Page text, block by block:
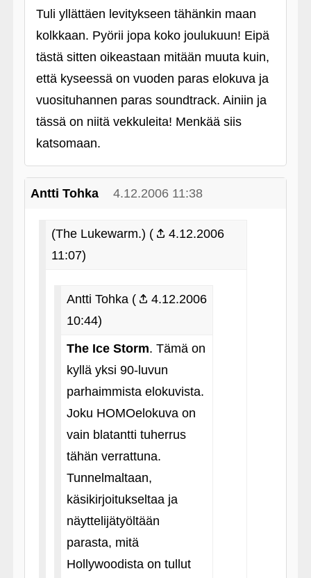
Tuli yllättäen levitykseen tähänkin maan
kolkkaan. Pyörii jopa koko joulukuun! Eipä
tästä sitten oikeastaan mitään muuta kuin,
että kyseessä on vuoden paras elokuva ja
vuosituhannen paras soundtrack. Ainiin ja
tässä on niitä vekkuleita! Menkää siis
katsomaan.
Antti Tohka 4.12.2006 11:38
(The Lukewarm.) (
4.12.2006
11:07)
Antti Tohka (
4.12.2006
10:44)
The Ice Storm. Tämä on
kyllä yksi 90-luvun
parhaimmista elokuvista.
Joku HOMOelokuva on
vain blatantti tuherrus
tähän verrattuna.
Tunnelmaltaan,
käsikirjoitukseltaa ja
näyttelijätyöltään
parasta, mitä
Hollywoodista on tullut